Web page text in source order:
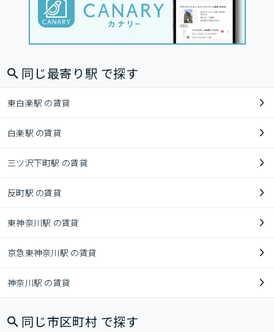
同じ最寄り駅 で探す
東白楽駅 の賃貸
白楽駅 の賃貸
三ツ沢下町駅 の賃貸
反町駅 の賃貸
東神奈川駅 の賃貸
京急東神奈川駅 の賃貸
神奈川駅 の賃貸
同じ市区町村 で探す